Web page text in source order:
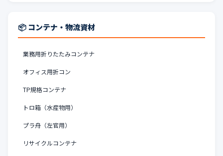
📦 コンテナ・物流資材
業務用折りたたみコンテナ
オフィス用折コン
TP規格コンテナ
トロ箱（水産物用）
プラ舟（左官用）
リサイクルコンテナ